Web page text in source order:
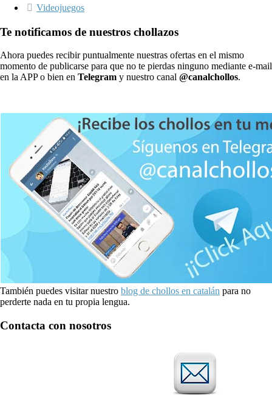
Videojuegos
Te notificamos de nuestros chollazos
Ahora puedes recibir puntualmente nuestras ofertas en el mismo
momento de publicarse para que no te pierdas ninguno mediante e-mail
en la APP o bien en Telegram y nuestro canal @canalchollos.
También puedes visitar nuestro blog de chollos en catalán para no
perderte nada en tu propia lengua.
Contacta con nosotros